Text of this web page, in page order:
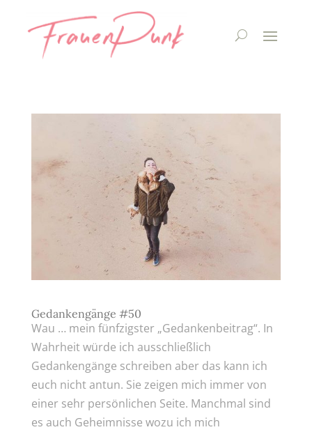
Gedankengänge #50
Wau … mein fünfzigster „Gedankenbeitrag“. In
Wahrheit würde ich ausschließlich
Gedankengänge schreiben aber das kann ich
euch nicht antun. Sie zeigen mich immer von
einer sehr persönlichen Seite. Manchmal sind
es auch Geheimnisse wozu ich mich